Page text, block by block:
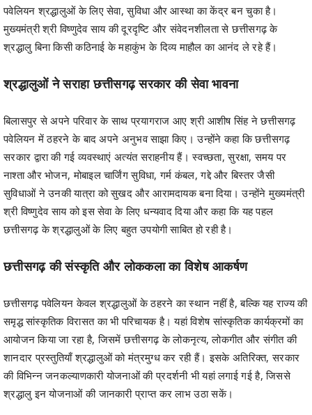
पवेलियन श्रद्धालुओं के लिए सेवा, सुविधा और आस्था का केंद्र बन चुका है।
मुख्यमंत्री श्री विष्णुदेव साय की दूरदृष्टि और संवेदनशीलता से छत्तीसगढ़ के
श्रद्धालु बिना किसी कठिनाई के महाकुंभ के दिव्य माहौल का आनंद ले रहे हैं।
श्रद्धालुओं ने सराहा छत्तीसगढ़ सरकार की सेवा भावना
बिलासपुर से अपने परिवार के साथ प्रयागराज आए श्री आशीष सिंह ने छत्तीसगढ़
पवेलियन में ठहरने के बाद अपने अनुभव साझा किए। उन्होंने कहा कि छत्तीसगढ़
सरकार द्वारा की गई व्यवस्थाएं अत्यंत सराहनीय हैं। स्वच्छता, सुरक्षा, समय पर
नाश्ता और भोजन, मोबाइल चार्जिंग सुविधा, गर्म कंबल, गद्दे और बिस्तर जैसी
सुविधाओं ने उनकी यात्रा को सुखद और आरामदायक बना दिया। उन्होंने मुख्यमंत्री
श्री विष्णुदेव साय को इस सेवा के लिए धन्यवाद दिया और कहा कि यह पहल
छत्तीसगढ़ के श्रद्धालुओं के लिए बहुत उपयोगी साबित हो रही है।
छत्तीसगढ़ की संस्कृति और लोककला का विशेष आकर्षण
छत्तीसगढ़ पवेलियन केवल श्रद्धालुओं के ठहरने का स्थान नहीं है, बल्कि यह राज्य की
समृद्ध सांस्कृतिक विरासत का भी परिचायक है। यहां विशेष सांस्कृतिक कार्यक्रमों का
आयोजन किया जा रहा है, जिसमें छत्तीसगढ़ के लोकनृत्य, लोकगीत और संगीत की
शानदार प्रस्तुतियाँ श्रद्धालुओं को मंत्रमुग्ध कर रही हैं। इसके अतिरिक्त, सरकार
की विभिन्न जनकल्याणकारी योजनाओं की प्रदर्शनी भी यहां लगाई गई है, जिससे
श्रद्धालु इन योजनाओं की जानकारी प्राप्त कर लाभ उठा सकें।